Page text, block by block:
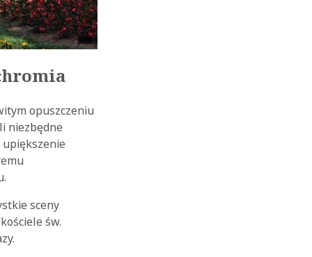
opuszczeniu
niezbędne
upiększenie
sceny
św.